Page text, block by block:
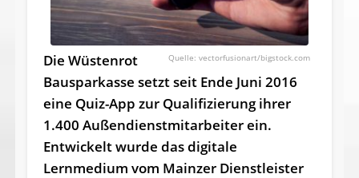
vectorfusionart/bigstock.com
Die Wüstenrot
Bausparkasse setzt seit Ende Juni 2016
eine Quiz-App zur Qualifizierung ihrer
1.400 Außendienstmitarbeiter ein.
Entwickelt wurde das digitale
Lernmedium vom Mainzer Dienstleister